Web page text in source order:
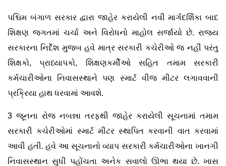
પશ્ચિમ બંગાળ સરકાર દ્વારા જાહેર કરાયેલી નવી માર્ગદર્શિકા બાદ
શિક્ષણ જગતમાં ચર્ચા અને વિરોધનો માહોલ સર્જાયો છે. રાજ્ય
સરકારના નિર્દેશ મુજબ હવે માત્ર સરકારી કચેરીઓ જ નહીં પરંતુ
શિક્ષકો, પ્રાધ્યાપકો, શિક્ષણકર્મીઓ સહિત તમામ સરકારી
કર્મચારીઓના નિવાસસ્થાને પણ સ્માર્ટ વીજ મીટર લગાવવાની
પ્રક્રિયા હાથ ધરવામાં આવશે.
3 જૂનના રોજ નબન્ના તરફથી જાહેર કરાયેલી સૂચનામાં તમામ
સરકારી કચેરીઓમાં સ્માર્ટ મીટર સ્થાપિત કરવાની વાત કરવામાં
આવી હતી. હવે આ સૂચનાનો વ્યાપ સરકારી કર્મચારીઓના ખાનગી
નિવાસસ્થાન સુધી પહોંચતા અનેક સવાલો ઊભા થયા છે. ખાસ